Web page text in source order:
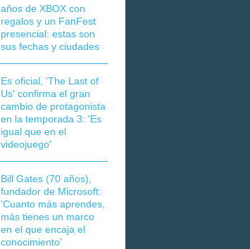
años de XBOX con
regalos y un FanFest
presencial: estas son
sus fechas y ciudades
Es oficial, 'The Last of
Us' confirma el gran
cambio de protagonista
en la temporada 3: 'Es
igual que en el
videojuego'
Bill Gates (70 años),
fundador de Microsoft:
'Cuanto más aprendes,
más tienes un marco
en el que encaja el
conocimiento'